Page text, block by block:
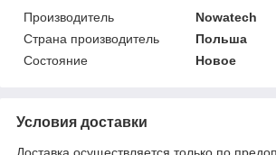
Производитель
Nowatech
Страна производитель
Польша
Состояние
Новое
Условия доставки
Доставка осуществляется только по